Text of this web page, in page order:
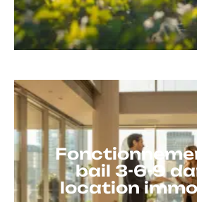
bail 3-6-9
location